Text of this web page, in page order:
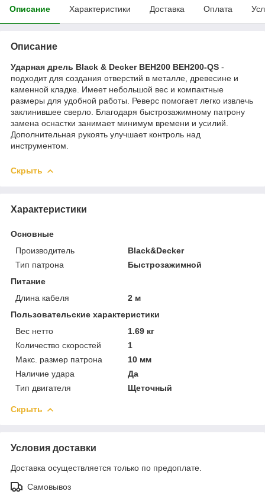
Описание Характеристики Доставка Оплата
Описание
Ударная дрель Black & Decker BEH200 BEH200-QS -
подходит для создания отверстий в металле, древесине и
каменной кладке. Имеет небольшой вес и компактные
размеры для удобной работы. Реверс помогает легко извлечь
заклинившее сверло. Благодаря быстрозажимному патрону
замена оснастки занимает минимум времени и усилий.
Дополнительная рукоять улучшает контроль над
инструментом.
Скрыть
Характеристики
Основные
Производитель
Black&Decker
Тип патрона
Быстрозажимной
Питание
Длина кабеля
2 м
Пользовательские характеристики
Вес нетто
1.69 кг
Количество скоростей
1
Макс. размер патрона
10 мм
Наличие удара
Да
Тип двигателя
Щеточный
Скрыть
Условия доставки
Доставка осуществляется только по предоплате.
Самовывоз